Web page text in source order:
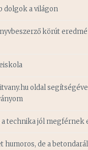
dolgok a világon
körút
oldal
a technika jól megférnek
humoros, de a